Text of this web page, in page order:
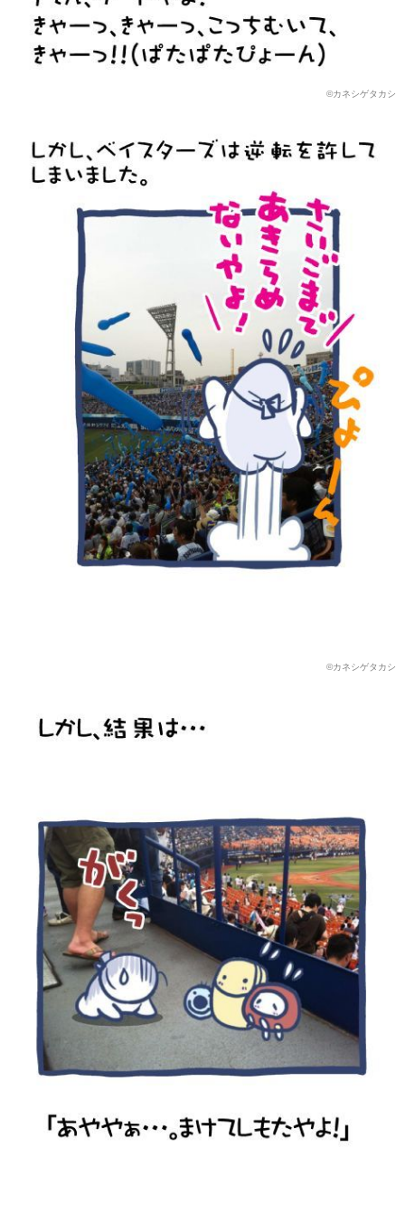
©️カネシゲタカシ
©️カネシゲタカシ